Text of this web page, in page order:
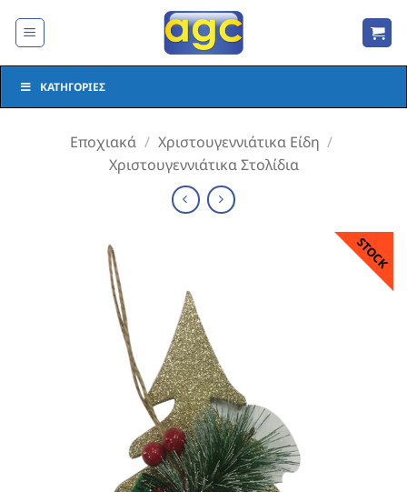
στο
ΚΑΤΗΓΟΡΊΕΣ
Εποχιακά / Χριστουγεννιάτικα Είδη /
Χριστουγεννιάτικα Στολίδια
STOCK